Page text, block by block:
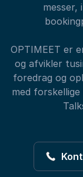
OPTIMEET er
og afvikler
foredrag og
med forskellige